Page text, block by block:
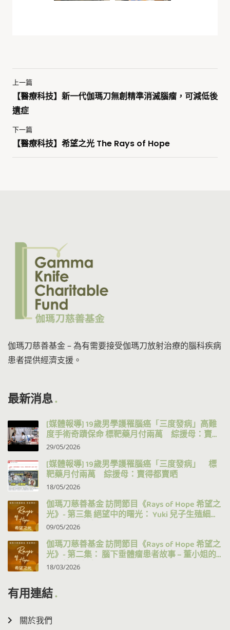
上一篇
【醫療科技】新一代伽瑪刀無創精準消滅腦瘤，可減低後
遺症
下一篇
【醫療科技】希望之光 The Rays of Hope
伽瑪刀慈善基金 – 為有需要接受伽瑪刀放射治療的腦科疾病
患者提供經濟支援。
最新消息
[媒體報導] 19歲男學護罹腦癌「三度發病」高難
度手術奇蹟保命 標靶藥月付兩萬 綜援母：賣得
都賣晒
29/05/2026
[媒體報導] 19歲男學護罹腦癌「三度發病」 標
靶藥月付兩萬 綜援母：賣得都賣晒
18/05/2026
伽瑪刀慈善基金 訪問節目《Rays of Hope 希望之
光》- 第三集 絕望中的曙光： Yuki 兒子生殖細胞
瘤的治療之路
09/05/2026
伽瑪刀慈善基金 訪問節目《Rays of Hope 希望之
光》- 第二集： 腦下垂體瘤患者故事 – 董小姐的
十年抗病之路
18/03/2026
有用連結
關於我們